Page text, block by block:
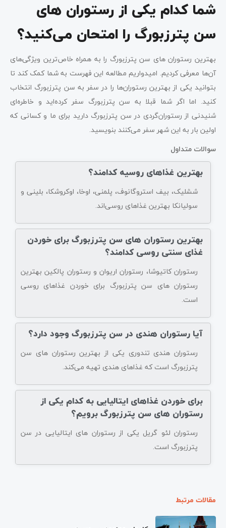
شما کدام یکی از رستوران های
سن پترزبورگ را امتحان می‌کنید؟
بهترین رستوران های سن پترزبورگ را به همراه خاص‌ترین ویژگی‌های
آن‌ها معرفی کردیم. امیدواریم مطالعه این فهرست به شما کمک کند تا
بتوانید یکی از بهترین رستوران‌ها را در سفر به سن پترزبورگ انتخاب
کنید. اما اگر شما قبلا به سن پترزبورگ سفر کرده‌اید و خاطره‌ای
شنیدنی از رستوران‌گردی در سن پترزبورگ دارید برای ما و کسانی که
اولین بار به این شهر سفر می‌کنند بنویسید.
سوالات متداول
بهترین غذاهای روسیه کدامند؟
ششلیک، بیف استروگانوف، پلمنی، اوخا، اوکروشکا، بلینی و
سولیانکا بهترین غذاهای روسی‌اند.
بهترین رستوران های سن پترزبورگ برای خوردن
غذای سنتی روسی کدامند؟
رستوران کاتیوشا، رستوران اریوان و رستوران پالکین بهترین
رستوران های سن پترزبورگ برای خوردن غذاهای روسی
است.
آیا رستوران هندی در سن پترزبورگ وجود دارد؟
رستوران هندی تندوری یکی از بهترین رستوران های سن
پترزبورگ است که غذاهای هندی تهیه می‌کند.
برای خوردن غذاهای ایتالیایی به کدام یکی از
رستوران های سن پترزبورگ برویم؟
رستوران لئو گریل یکی از رستوران های ایتالیایی در سن
پترزبورگ است.
مقالات مرتبط